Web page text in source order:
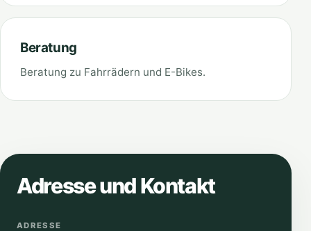
Beratung
Beratung zu Fahrrädern und E-Bikes.
Adresse und Kontakt
ADRESSE